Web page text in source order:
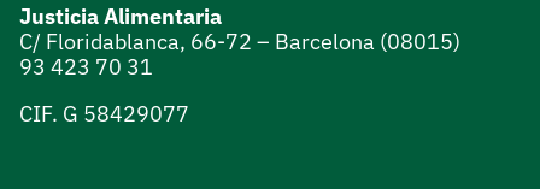
Justicia Alimentaria
C/ Floridablanca, 66-72 – Barcelona (08015)
93 423 70 31
CIF. G 58429077